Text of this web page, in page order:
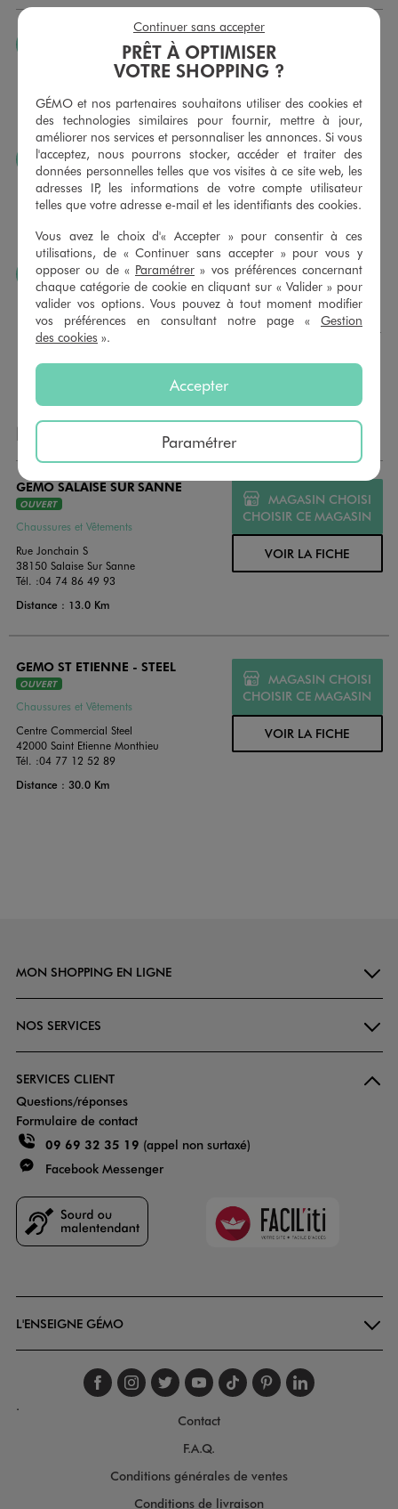
JE PEUX CHANGER D’AVIS
Nous échangeons et vous proposons un avoir ou un
sous 30 jours, sur simple présentation du ticket de caisse,
dans tous les magasins GÉMO.
JE PEUX FAIRE RETOUCHER MES ARTICLES
Ourlets, ceintures… vous avez la possibilité de faire
retoucher vos articles textiles dans nos magasins. Les tarifs
conditions en magasins.
J’AIME FAIRE PLAISIR
Nous vous proposons des cartes cadeaux GÉMO d’un
montant au choix entre 10€ et 150€. Les cartes cadeau
GÉMO sont valables 1 an, utilisables en plusieurs fois, pour
dans de jolies enveloppes pour toutes les occasions.
NOS AUTRES MAGASINS
GEMO SALAISE SUR SANNE
OUVERT
Chaussures et Vêtements
Rue Jonchain S
38150 Salaise Sur Sanne
Tél. :04 74 86 49 93
Distance : 13.0 Km
MAGASIN CHOISI
CHOISIR CE MAGASIN
VOIR LA FICHE
GEMO ST ETIENNE - STEEL
OUVERT
Chaussures et Vêtements
Centre Commercial Steel
42000 Saint Etienne Monthieu
Tél. :04 77 12 52 89
Distance : 30.0 Km
MAGASIN CHOISI
CHOISIR CE MAGASIN
VOIR LA FICHE
MON SHOPPING EN LIGNE
NOS SERVICES
SERVICES CLIENT
Questions/réponses
Formulaire de contact
09 69 32 35 19 (appel non surtaxé)
Facebook Messenger
Faciliti
L'ENSEIGNE GÉMO
Suivez-nous sur
Suivez-nous sur
Suivez-nous sur
Suivez-nous
Suivez-nous
Suivez-
.
Contact
F.A.Q.
Conditions générales de ventes
Conditions de livraison
PRÊT À OPTIMISER
VOTRE SHOPPING ?
GÉMO et nos partenaires souhaitons utiliser des cookies et
des technologies similaires pour fournir, mettre à jour,
améliorer nos services et personnaliser les annonces. Si vous
l'acceptez, nous pourrons stocker, accéder et traiter des
données personnelles telles que vos visites à ce site web, les
adresses IP, les informations de votre compte utilisateur
telles que votre adresse e-mail et les identifiants des cookies.
Vous avez le choix d'« Accepter » pour consentir à ces
utilisations, de « Continuer sans accepter » pour vous y
opposer ou de « Paramétrer » vos préférences concernant
chaque catégorie de cookie en cliquant sur « Valider » pour
valider vos options. Vous pouvez à tout moment modifier
vos préférences en consultant notre page « Gestion
des cookies ».
Accepter
Paramétrer
Continuer sans accepter